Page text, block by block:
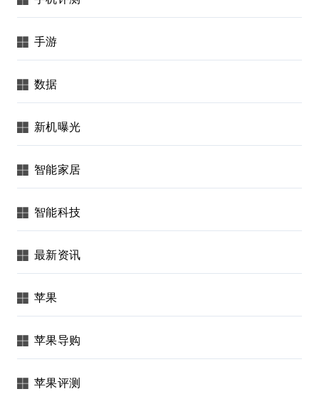
手游
数据
新机曝光
智能家居
智能科技
最新资讯
苹果
苹果导购
苹果评测